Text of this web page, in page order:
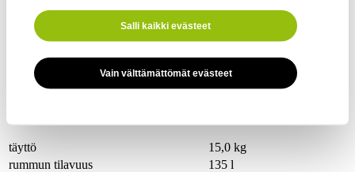
Salli kaikki evästeet
Vain välttämättömät evästeet
Tekniset tiedot
täyttö
15,0 kg
rummun tilavuus
135 l